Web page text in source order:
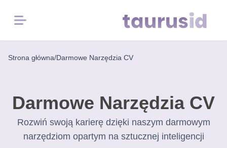
Menu
Strona
Inspiracja
Przykłady
Strona główna/Darmowe Narzędzia CV
Darmowe Narzędzia CV
Rozwiń swoją karierę dzięki naszym darmowym
narzędziom opartym na sztucznej inteligencji